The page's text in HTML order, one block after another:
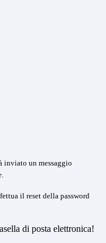
inviato un messaggio
il reset della password
di posta elettronica!